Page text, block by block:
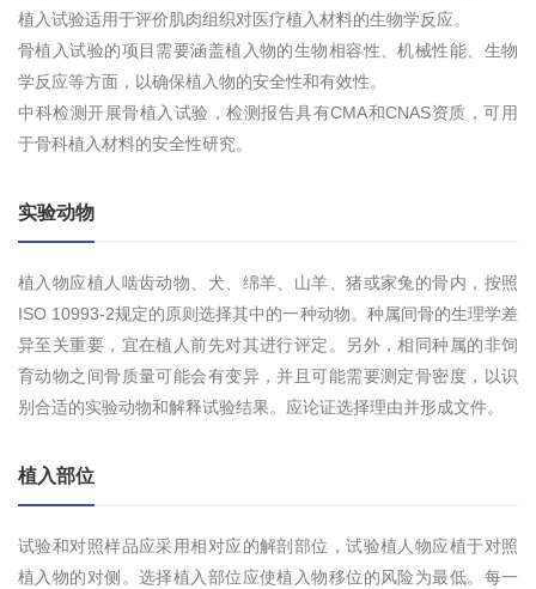
植入试验适用于评价肌肉组织对医疗植入材料的生物学反应。
骨植入试验的项目需要涵盖植入物的生物相容性、机械性能、生物
学反应等方面，以确保植入物的安全性和有效性。
中科检测开展骨植入试验，检测报告具有CMA和CNAS资质，可用
于骨科植入材料的安全性研究。
实验动物
植入物应植人啮齿动物、犬、绵羊、山羊、猪或家兔的骨内，按照
ISO 10993-2规定的原则选择其中的一种动物。种属间骨的生理学差
异至关重要，宜在植人前先对其进行评定。另外，相同种属的非饲
育动物之间骨质量可能会有变异，并且可能需要测定骨密度，以识
别合适的实验动物和解释试验结果。应论证选择理由并形成文件。
植入部位
试验和对照样品应采用相对应的解剖部位，试验植人物应植于对照
植入物的对侧。选择植入部位应使植入物移位的风险为最低。每一